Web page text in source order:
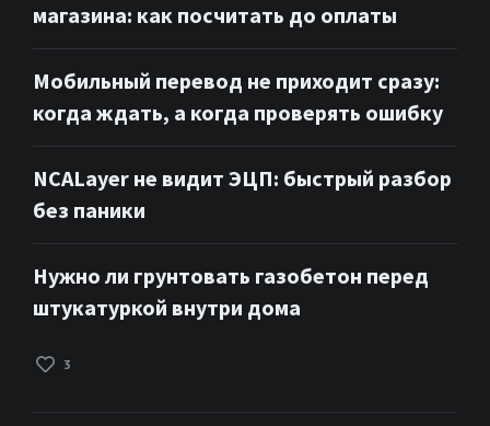
магазина: как посчитать до оплаты
Мобильный перевод не приходит сразу:
когда ждать, а когда проверять ошибку
NCALayer не видит ЭЦП: быстрый разбор
без паники
Нужно ли грунтовать газобетон перед
штукатуркой внутри дома
3